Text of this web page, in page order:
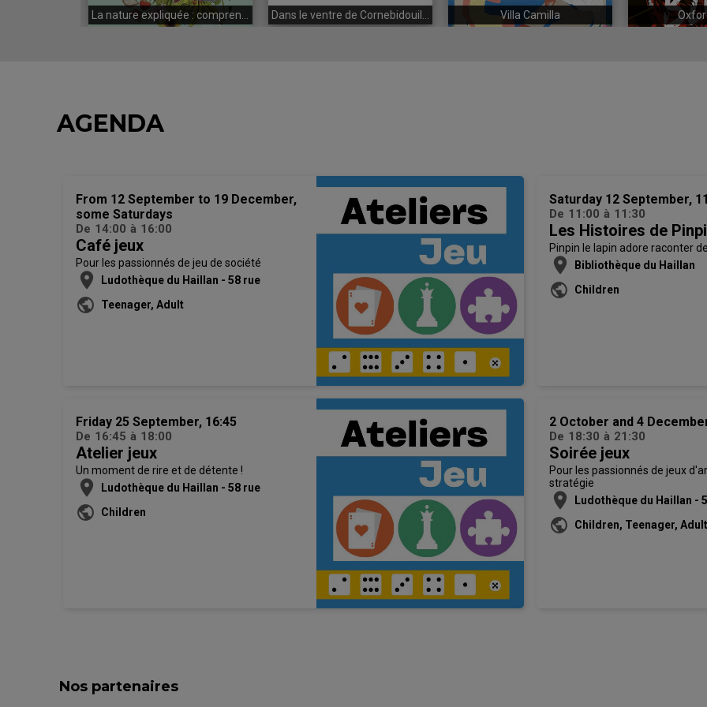
Villa Camilla
AGENDA
From 12 September to 19 December,
some Saturdays
De 14:00 à 16:00
Café jeux
Pour les passionnés de jeu de société
location_on
Ludothèque du Haillan - 58 rue
public Teenager, Adult
Saturday 12 September,
De 11:00 à 11:30
Les Histoires de
Pinpin le lapin adore raconter
location_on Bibliothèque du Haillan
public Children
Friday 25 September, 16:45
De 16:45 à 18:00
Atelier jeux
Un moment de rire et de détente !
location_on
Ludothèque du Haillan - 58 rue
public Children
2 October and 4
De 18:30 à 21:30
Soirée jeux
Pour les passionnés de jeux
stratégie
location_on
Ludothèque du Haillan -
public Children, Teenager, Adult
Nos partenaires